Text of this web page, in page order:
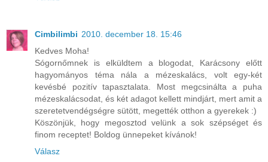
Cimbilimbi 2010. december 18. 15:46
Kedves Moha!
Sógornőmnek is elküldtem a blogodat, Karácsony előtt
hagyományos téma nála a mézeskalács, volt egy-két
kevésbé pozitív tapasztalata. Most megcsinálta a puha
mézeskalácsodat, és két adagot kellett mindjárt, mert amit a
szeretetvendégségre sütött, megették otthon a gyerekek :)
Köszönjük, hogy megosztod velünk a sok szépséget és
finom receptet! Boldog ünnepeket kívánok!
Válasz